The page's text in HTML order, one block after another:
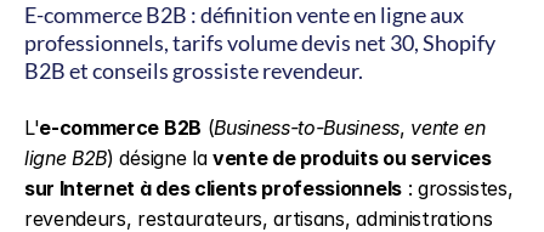
E-commerce B2B : définition vente en ligne aux
professionnels, tarifs volume devis net 30, Shopify
B2B et conseils grossiste revendeur.
L'e-commerce B2B (Business-to-Business, vente en
ligne B2B) désigne la vente de produits ou services
sur Internet à des clients professionnels : grossistes,
revendeurs, restaurateurs, artisans, administrations